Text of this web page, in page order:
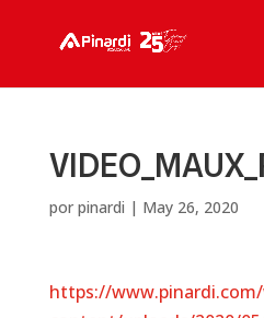
por pinardi | May 26, 2020
https://